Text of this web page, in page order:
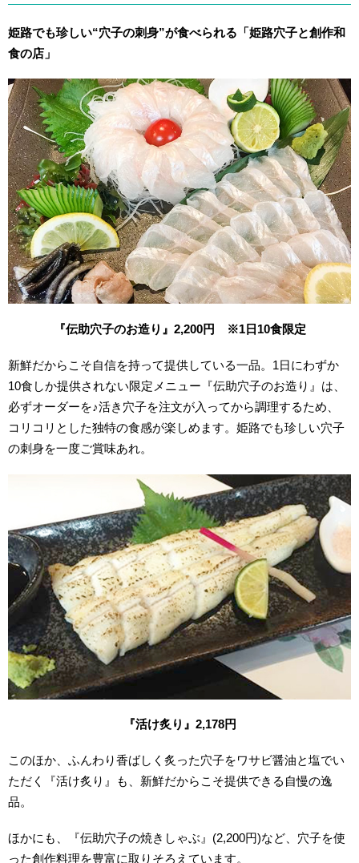
姫路でも珍しい“穴子の刺身”が食べられる「姫路穴子と創作和
食の店」
『伝助穴子のお造り』2,200円 ※1日10食限定
新鮮だからこそ自信を持って提供している一品。1日にわずか
10食しか提供されない限定メニュー『伝助穴子のお造り』は、
必ずオーダーを♪活き穴子を注文が入ってから調理するため、
コリコリとした独特の食感が楽しめます。姫路でも珍しい穴子
の刺身を一度ご賞味あれ。
『活け炙り』2,178円
このほか、ふんわり香ばしく炙った穴子をワサビ醤油と塩でい
ただく『活け炙り』も、新鮮だからこそ提供できる自慢の逸
品。
ほかにも、『伝助穴子の焼きしゃぶ』(2,200円)など、穴子を使
った創作料理を豊富に取りそろえています。